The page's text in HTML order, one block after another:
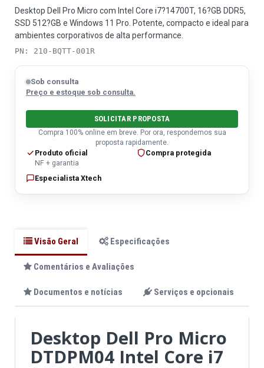
Desktop Dell Pro Micro com Intel Core i7?14700T, 16?GB DDR5,
SSD 512?GB e Windows 11 Pro. Potente, compacto e ideal para
ambientes corporativos de alta performance.
PN: 210-BQTT-001R
Sob consulta
Preço e estoque sob consulta.
SOLICITAR PROPOSTA
Compra 100% online em breve. Por ora, respondemos sua
proposta rapidamente.
Produto oficial
NF + garantia
Compra protegida
Especialista Xtech
Visão Geral Especificações
Comentários e Avaliações
Documentos e notícias Serviços e opcionais
Desktop Dell Pro Micro
DTDPM04 Intel Core i7